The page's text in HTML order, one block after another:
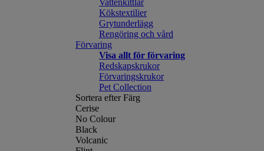
Vattenkittlar
Kökstextilier
Grytunderlägg
Rengöring och vård
Förvaring
Visa allt för förvaring
Redskapskrukor
Förvaringskrukor
Pet Collection
Sortera efter Färg
Cerise
No Colour
Black
Volcanic